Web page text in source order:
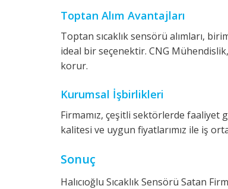
Toptan Alım Avantajları
Toptan sıcaklık sensörü alımları,
ideal bir seçenektir. CNG
korur.
Kurumsal İşbirlikleri
Firmamız, çeşitli sektörlerde
kalitesi ve uygun fiyatlarımız ile iş
Sonuç
Halıcıoğlu Sıcaklık Sensörü Satan